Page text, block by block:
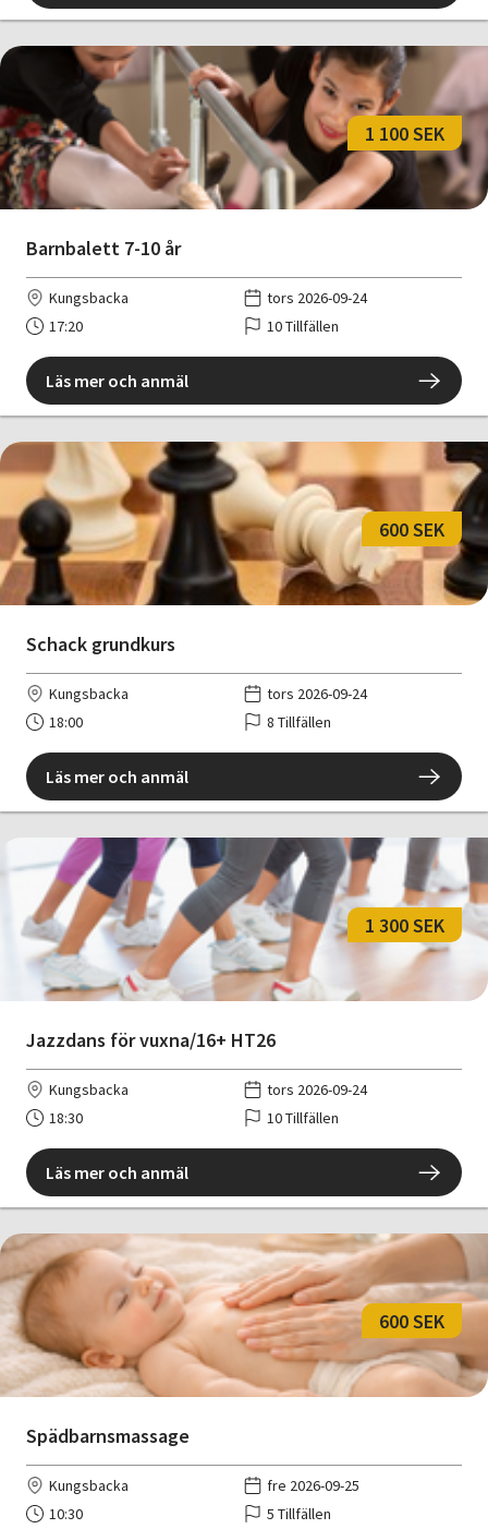
Barnbalett 7-10 år
1 100 SEK
Kungsbacka
tors 2026-09-24
17:20
10 Tillfällen
Läs mer och anmäl
Schack grundkurs
600 SEK
Kungsbacka
tors 2026-09-24
18:00
8 Tillfällen
Läs mer och anmäl
Jazzdans för vuxna/16+ HT26
1 300 SEK
Kungsbacka
tors 2026-09-24
18:30
10 Tillfällen
Läs mer och anmäl
Spädbarnsmassage
600 SEK
Kungsbacka
fre 2026-09-25
10:30
5 Tillfällen